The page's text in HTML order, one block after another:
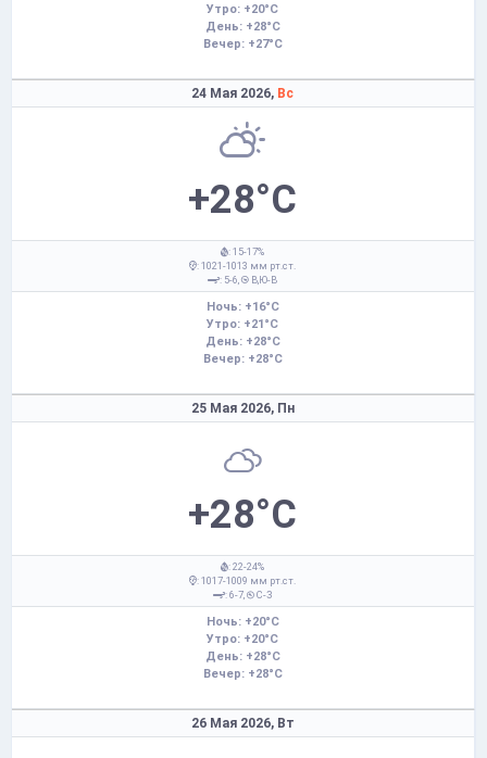
Утро: +20°C
День: +28°C
Вечер: +27°C
24 Мая 2026, Вс
+28°C
: 15-17%
: 1021-1013 мм рт.ст.
: 5-6,
В,Ю-В
Ночь: +16°C
Утро: +21°C
День: +28°C
Вечер: +28°C
25 Мая 2026, Пн
+28°C
: 22-24%
: 1017-1009 мм рт.ст.
: 6-7,
С-З
Ночь: +20°C
Утро: +20°C
День: +28°C
Вечер: +28°C
26 Мая 2026, Вт